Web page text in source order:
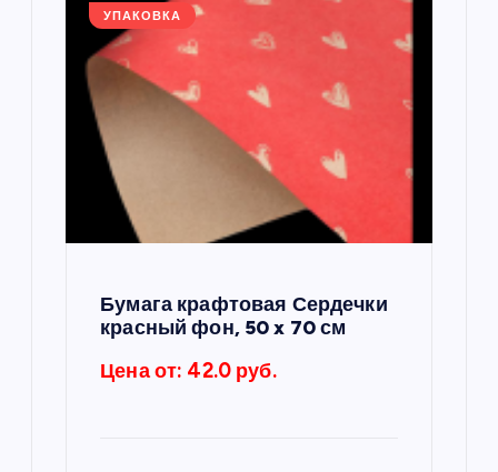
УПАКОВКА
Бумага крафтовая Сердечки
красный фон, 50 x 70 см
Цена от: 42.0 руб.